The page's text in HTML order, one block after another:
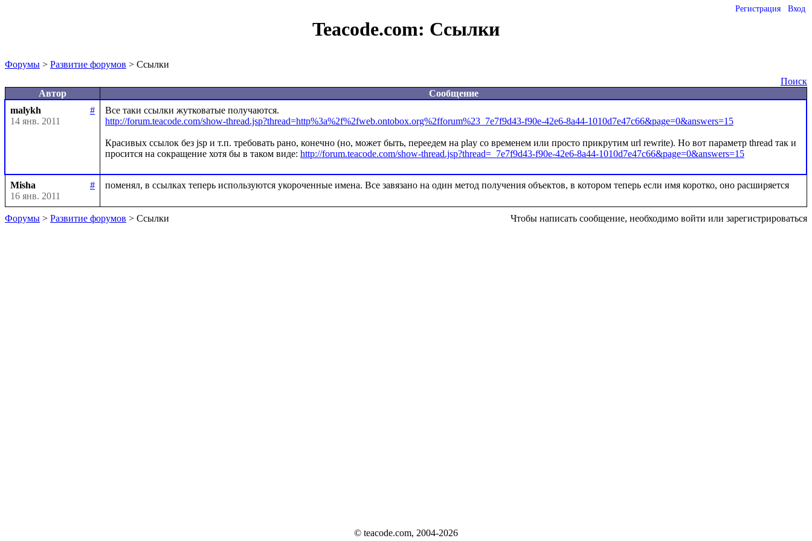
Регистрация Вход
Teacode.com: Ссылки
Форумы > Развитие форумов > Ссылки
Поиск
Автор
Сообщение
malykh
#
14 янв. 2011
http://forum.teacode.com/show-thread.jsp?thread=http%3a%2f%2fweb.ontobox.org%2fforum%23_7e7f9d43-f90e-42e6-8a44-1010d7e47c66&page=0&answers=15
Красивых ссылок без jsp и т.п. требовать рано, конечно (но, может быть, переедем на play со временем или просто прикрутим url rewrite). Но вот параметр thread так и
просится на сокращение хотя бы в таком виде: http://forum.teacode.com/show-thread.jsp?thread=_7e7f9d43-f90e-42e6-8a44-1010d7e47c66&page=0&answers=15
Misha
#
16 янв. 2011
Форумы > Развитие форумов > Ссылки Чтобы написать сообщение, необходимо войти или зарегистрироваться
© teacode.com, 2004-2026